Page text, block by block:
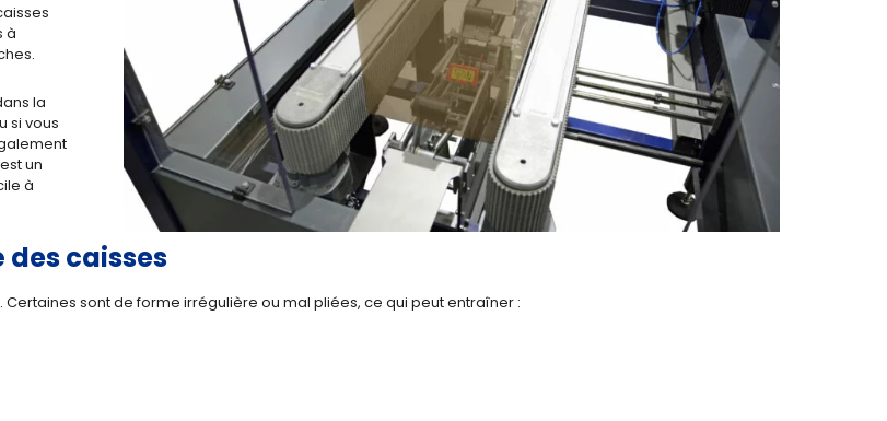
à
la
si vous
un
à
caisses
sont de forme irrégulière ou mal pliées, ce qui peut entraîner :